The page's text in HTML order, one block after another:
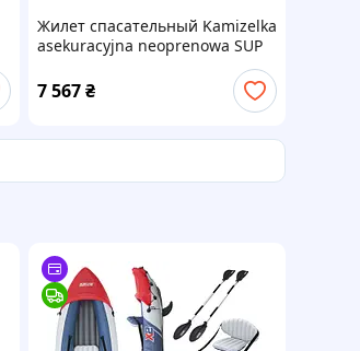
Жилет спасательный Kamizelka
asekuracyjna neoprenowa SUP
7 567₴